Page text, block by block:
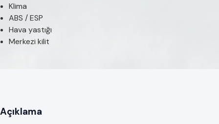
Klima
ABS / ESP
Hava yastığı
Merkezi kilit
Açıklama